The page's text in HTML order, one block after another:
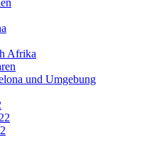
Afrika
und Umgebung